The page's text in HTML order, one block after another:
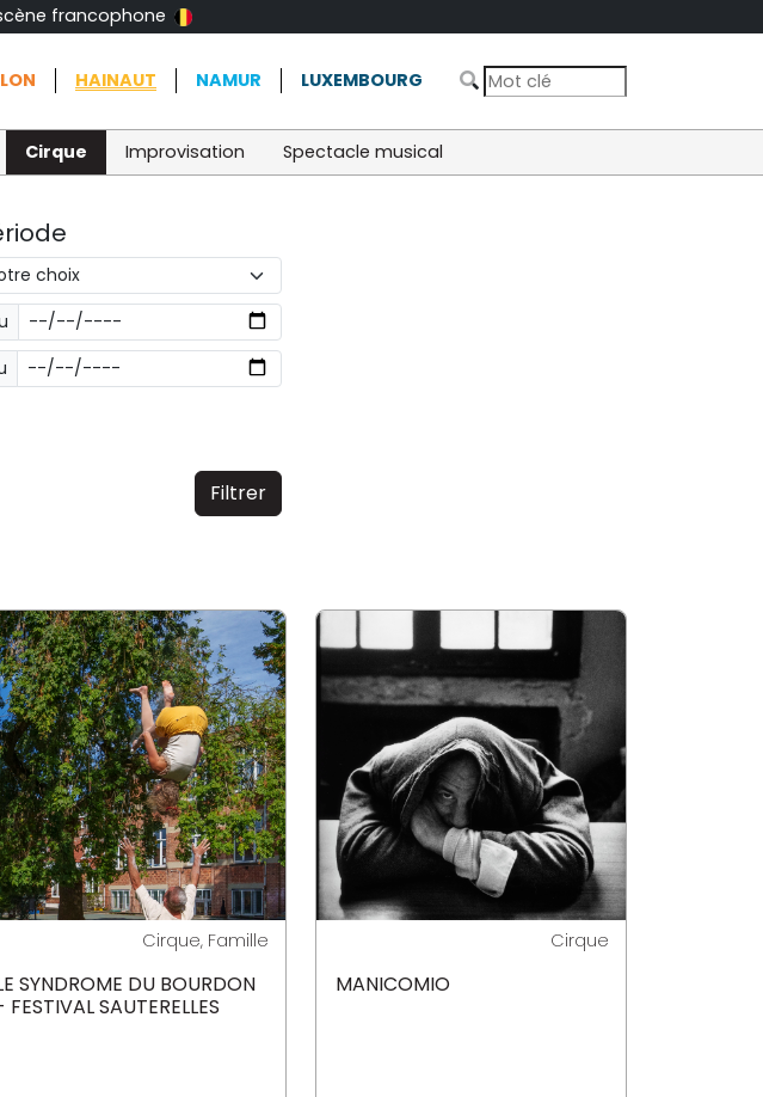
francophone
HAINAUT NAMUR LUXEMBOURG
Cirque Improvisation Spectacle musical
Filtrer
Cirque, Famille
SYNDROME DU BOURDON
FESTIVAL SAUTERELLES
Cirque
MANICOMIO